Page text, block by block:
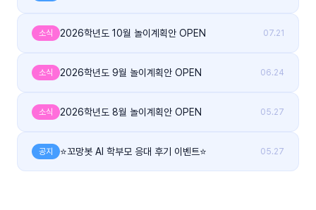
소식 2026학년도 10월 놀이계획안 OPEN 07.21
소식 2026학년도 9월 놀이계획안 OPEN 06.24
소식 2026학년도 8월 놀이계획안 OPEN 05.27
공지 ⭐꼬망봇 AI 학부모 응대 후기 이벤트⭐ 05.27